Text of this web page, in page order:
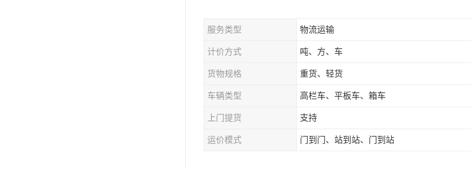
服务类型 物流运输
计价方式 吨、方、车
货物规格 重货、轻货
车辆类型 高栏车、平板车、箱车
上门提货 支持
运价模式 门到门、站到站、门到站